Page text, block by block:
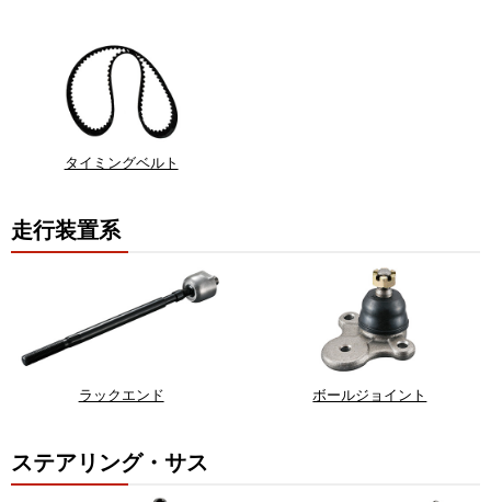
タイミングベルト
走行装置系
ラックエンド ボールジョイント
ステアリング・サス